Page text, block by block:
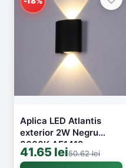
Aplica LED Atlantis
exterior 2W Negru
3000K AE1412-
1780/2BK
41.65 lei50.62 lei